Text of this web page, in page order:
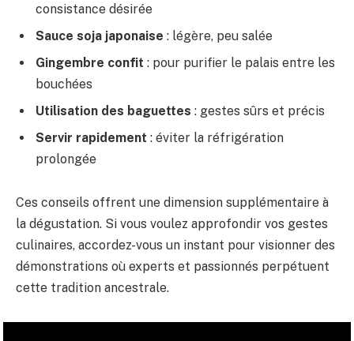
consistance désirée
Sauce soja japonaise : légère, peu salée
Gingembre confit : pour purifier le palais entre les
bouchées
Utilisation des baguettes : gestes sûrs et précis
Servir rapidement : éviter la réfrigération
prolongée
Ces conseils offrent une dimension supplémentaire à
la dégustation. Si vous voulez approfondir vos gestes
culinaires, accordez-vous un instant pour visionner des
démonstrations où experts et passionnés perpétuent
cette tradition ancestrale.